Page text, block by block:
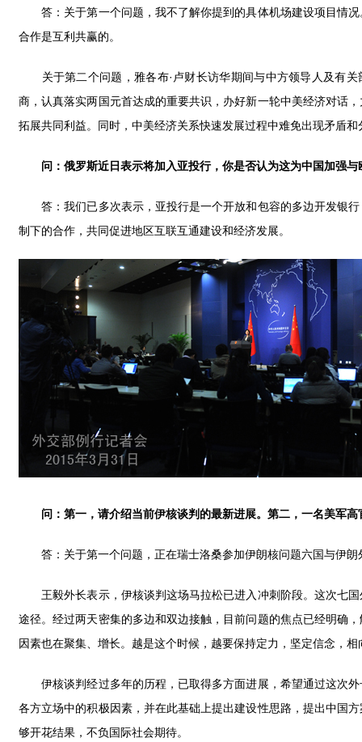
答：关于第一个问题，我不了解你提到的具体机场建设项目情况
合作是互利共赢的。
关于第二个问题，雅各布·卢财长访华期间与中方领导人及有关
商，认真落实两国元首达成的重要共识，办好新一轮中美经济对话
拓展共同利益。同时，中美经济关系快速发展过程中难免出现矛盾
问：俄罗斯近日表示将加入亚投行，你是否认为这为中国加强
答：我们已多次表示，亚投行是一个开放和包容的多边开发银行
制下的合作，共同促进地区互联互通建设和经济发展。
问：第一，请介绍当前伊核谈判的最新进展。第二，一名美军
答：关于第一个问题，正在瑞士洛桑参加伊朗核问题六国与伊朗
王毅外长表示，伊核谈判这场马拉松已进入冲刺阶段。这次七国
途径。经过两天密集的多边和双边接触，目前问题的焦点已经明确
因素也在聚集、增长。越是这个时候，越要保持定力，坚定信念，
伊核谈判经过多年的历程，已取得多方面进展，希望通过这次外
各方立场中的积极因素，并在此基础上提出建设性思路，提出中国
够开花结果，不负国际社会期待。